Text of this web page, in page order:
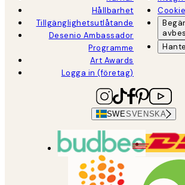
Hållbarhet
Tillgänglighetsutlåtande
Desenio Ambassador
Programme
Art Awards
Logga in (företag)
SWESVENSKA